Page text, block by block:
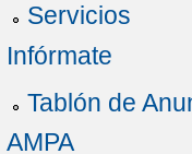
Servicios
Infórmate
Tablón de
AMPA